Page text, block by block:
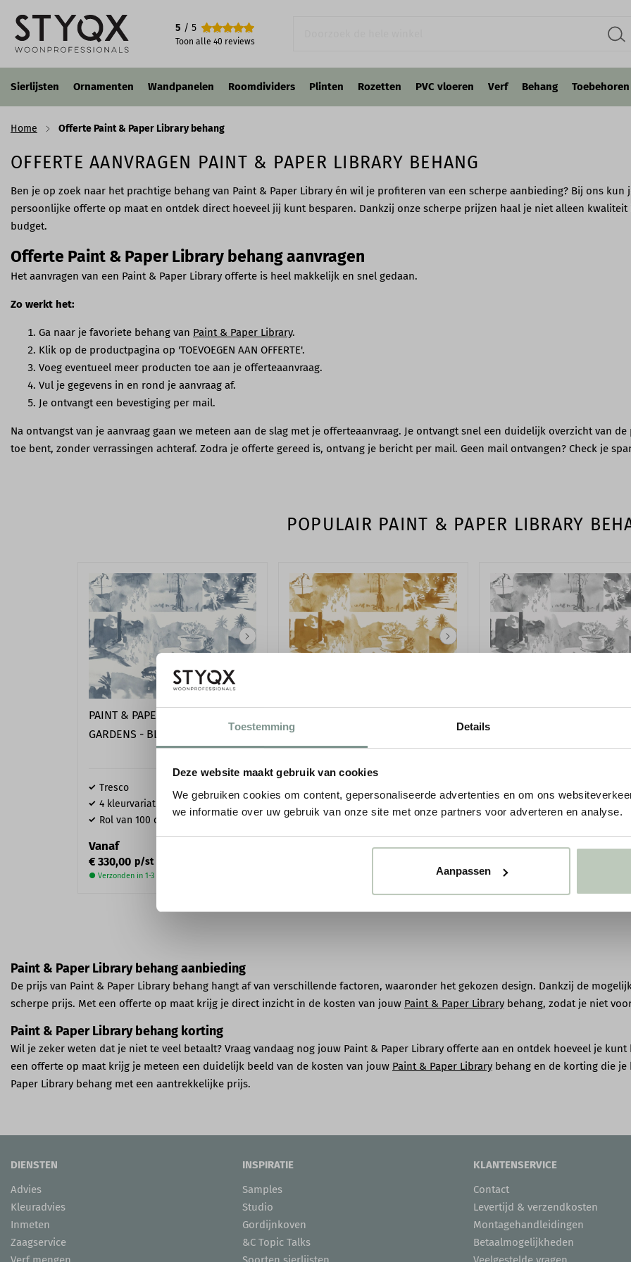
Toestemming Details
Deze website maakt gebruik van cookies
We gebruiken cookies om content, gepersonaliseerde advertenties en om ons
we informatie over uw gebruik van onze site met onze partners voor adverteren en analyse.
Aanpassen
5 / 5
Toon alle 40 reviews
Sierlijsten Ornamenten Wandpanelen Roomdividers Plinten Rozetten PVC vloeren Verf Behang Toebehoren
Home Offerte Paint & Paper Library behang
OFFERTE AANVRAGEN PAINT & PAPER LIBRARY BEHANG
Ben je op zoek naar het prachtige behang van Paint & Paper Library én wil je profiteren van een scherpe aanbieding? Bij ons
persoonlijke offerte op maat en ontdek direct hoeveel jij kunt besparen. Dankzij onze scherpe prijzen haal je niet alleen
budget.
Offerte Paint & Paper Library behang aanvragen
Het aanvragen van een Paint & Paper Library offerte is heel makkelijk en snel gedaan.
Zo werkt het:
Ga naar je favoriete behang van Paint & Paper Library.
Klik op de productpagina op 'TOEVOEGEN AAN OFFERTE'.
Voeg eventueel meer producten toe aan je offerteaanvraag.
Vul je gegevens in en rond je aanvraag af.
Je ontvangt een bevestiging per mail.
Na ontvangst van je aanvraag gaan we meteen aan de slag met je offerteaanvraag. Je ontvangt snel een duidelijk overzicht van
toe bent, zonder verrassingen achteraf. Zodra je offerte gereed is, ontvang je bericht per mail. Geen mail ontvangen? Check je
POPULAIR PAINT & PAPER LIBRARY
PAINT & PAPER LIBRARY ABBEY
GARDENS - BLUE BLOOD
Tresco
4 kleurvariaties
Rol van 100 cm x 6,5 m
Vanaf
€ 330,00 p/st
● Verzonden in 1-3 werkdagen
GARDENS - MUGA
4 kleurvariaties
Rol van 100 cm x 6,5 m
Vanaf
● Verzonden in 1-3 werkdagen
Paint & Paper Library behang aanbieding
De prijs van Paint & Paper Library behang hangt af van verschillende factoren, waaronder het gekozen design. Dankzij de
scherpe prijs. Met een offerte op maat krijg je direct inzicht in de kosten van jouw Paint & Paper Library behang, zodat je niet
Paint & Paper Library behang korting
Wil je zeker weten dat je niet te veel betaalt? Vraag vandaag nog jouw Paint & Paper Library offerte aan en ontdek hoeveel je
een offerte op maat krijg je meteen een duidelijk beeld van de kosten van jouw Paint & Paper Library behang en de korting die
Paper Library behang met een aantrekkelijke prijs.
DIENSTEN
Advies
Kleuradvies
Inmeten
Zaagservice
INSPIRATIE
Samples
Studio
Gordijnkoven
&C Topic Talks
KLANTENSERVICE
Contact
Levertijd & verzendkosten
Montagehandleidingen
Betaalmogelijkheden